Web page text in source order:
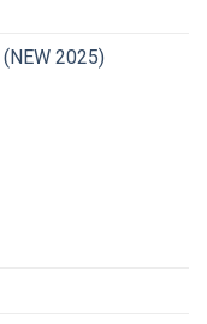
2025)